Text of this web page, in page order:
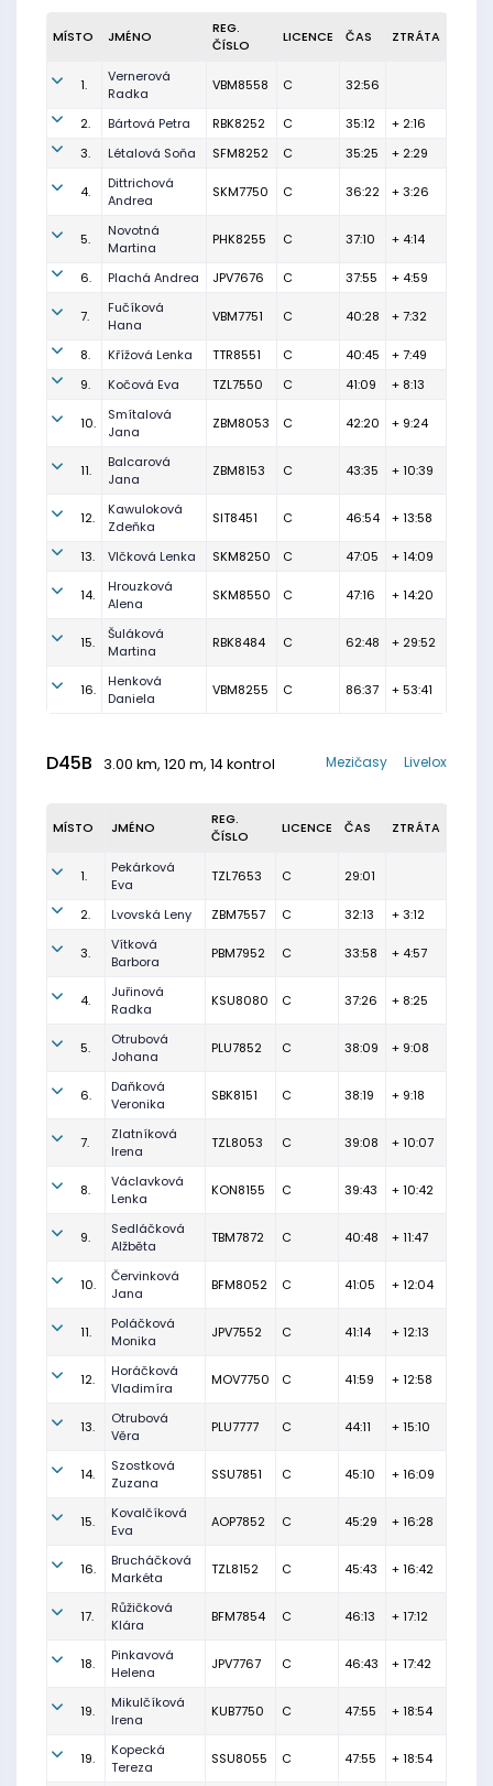
MÍSTO JMÉNO
REG.
ČÍSLO
LICENCE ČAS ZTRÁTA
1.
Vernerová
Radka
VBM8558 C 32:56
2. Bártová Petra RBK8252 C 35:12
+ 2:16
3.
Létalová Soňa SFM8252 C 35:25 + 2:29
4.
Dittrichová
Andrea
SKM7750 C 36:22 + 3:26
5.
Novotná
Martina
PHK8255 C 37:10 + 4:14
6. Plachá Andrea JPV7676 C 37:55 + 4:59
7.
Fučíková
Hana
VBM7751 C 40:28 + 7:32
8. Křížová Lenka TTR8551 C 40:45
+ 7:49
9.
Kočová Eva TZL7550 C 41:09 + 8:13
10.
Smítalová
Jana
ZBM8053 C 42:20 + 9:24
11.
Balcarová
Jana
ZBM8153 C 43:35 + 10:39
12.
Kawuloková
Zdeňka
SIT8451 C 46:54 + 13:58
13. Vlčková Lenka SKM8250 C 47:05 + 14:09
14.
Hrouzková
Alena
SKM8550 C 47:16 + 14:20
15.
Šuláková
Martina
RBK8484 C 62:48 + 29:52
16.
Henková
Daniela
VBM8255 C 86:37 + 53:41
D45B 3.00 km, 120 m, 14 kontrol Livelox
Mezičasy
MÍSTO JMÉNO
REG.
ČÍSLO
LICENCE ČAS ZTRÁTA
1.
Pekárková
Eva
TZL7653 C 29:01
2. Lvovská Leny ZBM7557 C 32:13 + 3:12
3.
Vítková
Barbora
PBM7952 C 33:58 + 4:57
4.
Juřinová
Radka
KSU8080 C 37:26 + 8:25
5.
Otrubová
Johana
PLU7852 C 38:09 + 9:08
6.
Daňková
Veronika
SBK8151 C 38:19 + 9:18
7.
Zlatníková
Irena
TZL8053 C 39:08 + 10:07
8.
Václavková
Lenka
KON8155 C 39:43 + 10:42
9.
Sedláčková
Alžběta
TBM7872 C 40:48 + 11:47
10.
Červinková
Jana
BFM8052 C 41:05 + 12:04
11.
Poláčková
Monika
JPV7552 C 41:14 + 12:13
12.
Horáčková
Vladimíra
MOV7750 C 41:59 + 12:58
13.
Otrubová
Věra
PLU7777 C 44:11 + 15:10
14.
Szostková
Zuzana
SSU7851 C 45:10 + 16:09
15.
Kovalčíková
Eva
AOP7852 C 45:29 + 16:28
16.
Brucháčková
Markéta
TZL8152 C 45:43 + 16:42
17.
Růžičková
Klára
BFM7854 C 46:13 + 17:12
18.
Pinkavová
Helena
JPV7767 C 46:43 + 17:42
19.
Mikulčíková
Irena
KUB7750 C 47:55 + 18:54
19.
Kopecká
Tereza
SSU8055 C 47:55 + 18:54